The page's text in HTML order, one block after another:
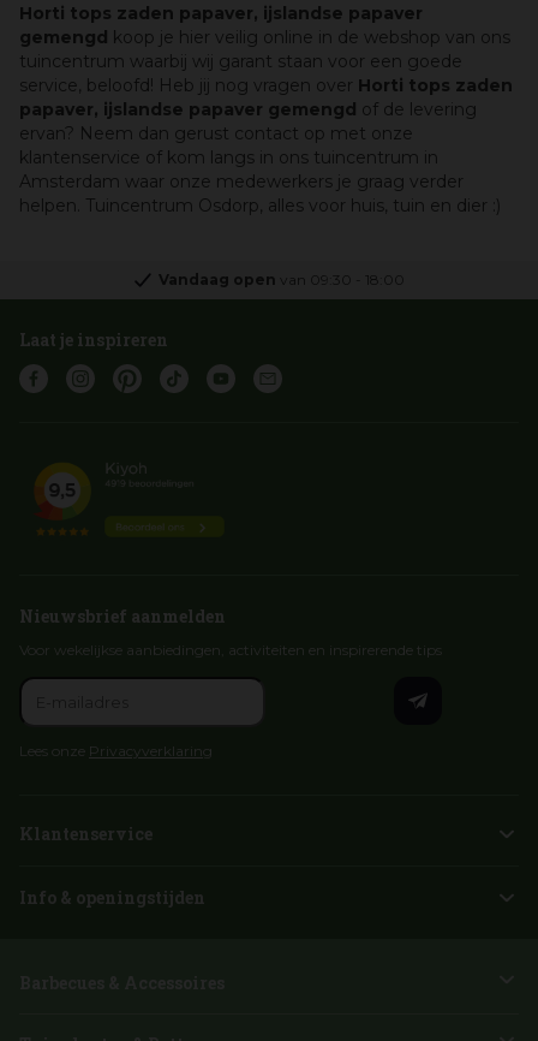
Horti tops zaden papaver, ijslandse papaver
gemengd koop je hier veilig online in de webshop van ons
tuincentrum waarbij wij garant staan voor een goede
service, beloofd! Heb jij nog vragen over Horti tops zaden
papaver, ijslandse papaver gemengd of de levering
ervan? Neem dan gerust contact op met onze
klantenservice of kom langs in ons tuincentrum in
Amsterdam waar onze medewerkers je graag verder
helpen. Tuincentrum Osdorp, alles voor huis, tuin en dier :)
Vandaag open van 09:30 18:00
Laat je inspireren
Nieuwsbrief aanmelden
Voor wekelijkse aanbiedingen, activiteiten en inspirerende tips
Lees onze Privacyverklaring
Klantenservice
Info & openingstijden